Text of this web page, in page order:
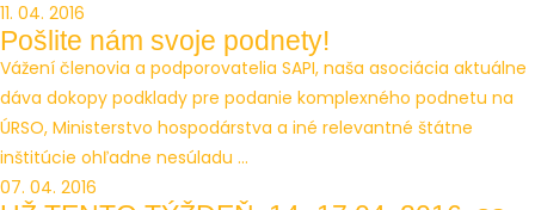
11. 04. 2016
Pošlite nám svoje podnety!
Vážení členovia a podporovatelia SAPI, naša asociácia aktuálne
dáva dokopy podklady pre podanie komplexného podnetu na
ÚRSO, Ministerstvo hospodárstva a iné relevantné štátne
inštitúcie ohľadne nesúladu ...
07. 04. 2016